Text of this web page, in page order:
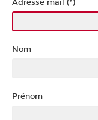
Adresse mail (*)
Nom
Prénom